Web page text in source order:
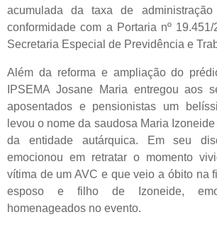
acumulada da taxa de
conformidade com a Portaria nº
Secretaria Especial de Previdência e
Além da reforma e ampliação do
IPSEMA Josane Maria entregou aos
aposentados e pensionistas um
levou o nome da saudosa Maria
da entidade autárquica. Em seu
emocionou em retratar o momento
vítima de um AVC e que veio a óbito na
esposo e filho de Izoneide,
homenageados no evento.